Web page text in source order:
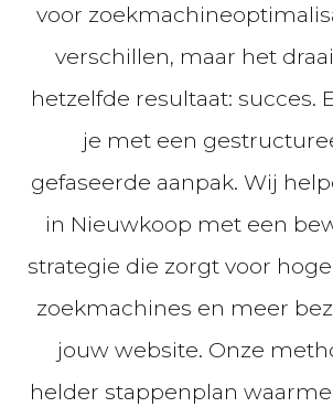
voor
verschillen, maar het
hetzelfde resultaat: succes.
je met een
gefaseerde aanpak. Wij
in Nieuwkoop met een
strategie die zorgt voor
zoekmachines en meer
jouw website. Onze
helder stappenplan